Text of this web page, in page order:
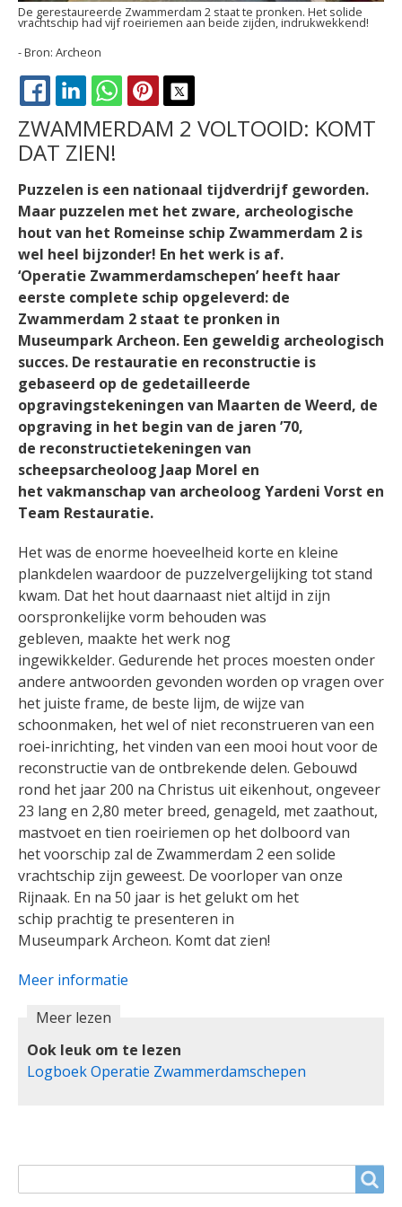
De gerestaureerde Zwammerdam 2 staat te pronken. Het solide
vrachtschip had vijf roeiriemen aan beide zijden, indrukwekkend!
Archeon
FACEBOOK
LINKEDINWHATSAPPPINTEREST
ZWAMMERDAM 2 VOLTOOID: KOMT
DAT ZIEN!
Puzzelen is een nationaal tijdverdrijf geworden.
Maar puzzelen met het zware, archeologische
hout van het Romeinse schip Zwammerdam 2 is
wel heel bijzonder! En het werk is af.
‘Operatie Zwammerdamschepen’ heeft haar
eerste complete schip opgeleverd: de
Zwammerdam 2 staat te pronken in
Museumpark Archeon. Een geweldig archeologisch
succes. De restauratie en reconstructie is
gebaseerd op de gedetailleerde
opgravingstekeningen van Maarten de Weerd, de
opgraving in het begin van de jaren ’70,
de reconstructietekeningen van
scheepsarcheoloog Jaap Morel en
het vakmanschap van archeoloog Yardeni Vorst en
Team Restauratie.
Het was de enorme hoeveelheid korte en kleine
plankdelen waardoor de puzzelvergelijking tot stand
kwam. Dat het hout daarnaast niet altijd in zijn
oorspronkelijke vorm behouden was
gebleven, maakte het werk nog
ingewikkelder. Gedurende het proces moesten onder
andere antwoorden gevonden worden op vragen over
het juiste frame, de beste lijm, de wijze van
schoonmaken, het wel of niet reconstrueren van een
roei-inrichting, het vinden van een mooi hout voor de
reconstructie van de ontbrekende delen. Gebouwd
rond het jaar 200 na Christus uit eikenhout, ongeveer
23 lang en 2,80 meter breed, genageld, met zaathout,
mastvoet en tien roeiriemen op het dolboord van
het voorschip zal de Zwammerdam 2 een solide
vrachtschip zijn geweest. De voorloper van onze
Rijnaak. En na 50 jaar is het gelukt om het
schip prachtig te presenteren in
Museumpark Archeon. Komt dat zien!
Meer informatie
Meer lezen
Ook leuk om te lezen
Logboek Operatie Zwammerdamschepen